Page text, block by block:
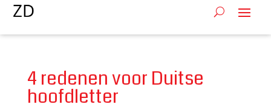
4 redenen voor Duitse
hoofdletter